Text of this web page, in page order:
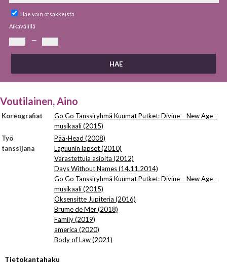
Hae vain otsakkeista
Aikavälillä
—
Voutilainen, Aino
Koreografiat
Go Go Tanssiryhmä Kuumat Putket: Divine – New Age -
musikaali (2015)
Työ
tanssijana
Pää-Head (2008)
Laguunin lapset (2010)
Varastettuja asioita (2012)
Days Without Names (14.11.2014)
Go Go Tanssiryhmä Kuumat Putket: Divine – New Age -
musikaali (2015)
Oksensitte Jupiteria (2016)
Brume de Mer (2018)
Family (2019)
america (2020)
Body of Law (2021)
Tietokantahaku